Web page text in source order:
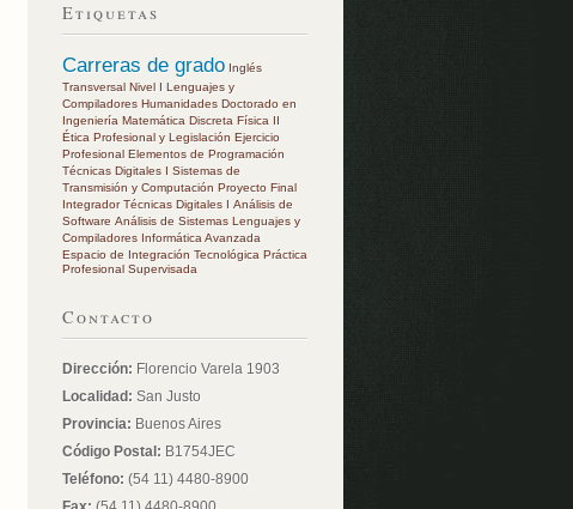
Etiquetas
Carreras de grado Inglés
Transversal Nivel I Lenguajes y
Compiladores Humanidades Doctorado en
Ingeniería Matemática Discreta Física II
Ética Profesional y Legislación Ejercicio
Profesional Elementos de Programación
Técnicas Digitales I Sistemas de
Transmisión y Computación Proyecto Final
Integrador Técnicas Digitales I Análisis de
Software Análisis de Sistemas Lenguajes y
Compiladores Informática Avanzada
Espacio de Integración Tecnológica Práctica
Profesional Supervisada
Contacto
Dirección: Florencio Varela 1903
Localidad: San Justo
Provincia: Buenos Aires
Código Postal: B1754JEC
Teléfono: (54 11) 4480-8900